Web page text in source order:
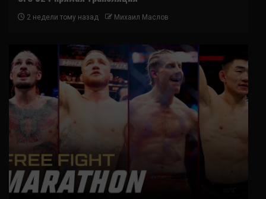
2 недели тому назад Михаил Маслов